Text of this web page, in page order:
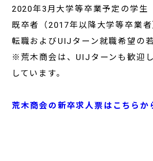
2020年3月大学等卒業予定の学生
既卒者（2017年以降大学等卒業者
転職およびUIJターン就職希望の
※荒木商会は、UIJターンも歓迎
しています。
荒木商会の新卒求人票はこちらか